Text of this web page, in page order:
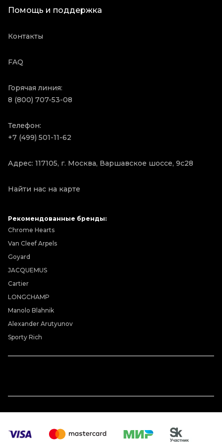
Помощь и поддержка
Контакты
FAQ
Горячая линия:
8 (800) 707-53-08
Телефон:
+7 (499) 501-11-62
Адрес: 117105, г. Москва, Варшавское шоссе, 9с28
Найти нас на карте
Рекомендованные бренды:
Chrome Hearts
Van Cleef Arpels
Goyard
JACQUEMUS
Cartier
LONGCHAMP
Manolo Blahnik
Alexander Arutyunov
Sporty Rich